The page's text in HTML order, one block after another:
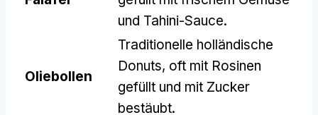
und Tahini-Sauce.
Oliebollen
Traditionelle holländische
Donuts, oft mit Rosinen
gefüllt und mit Zucker
bestäubt.